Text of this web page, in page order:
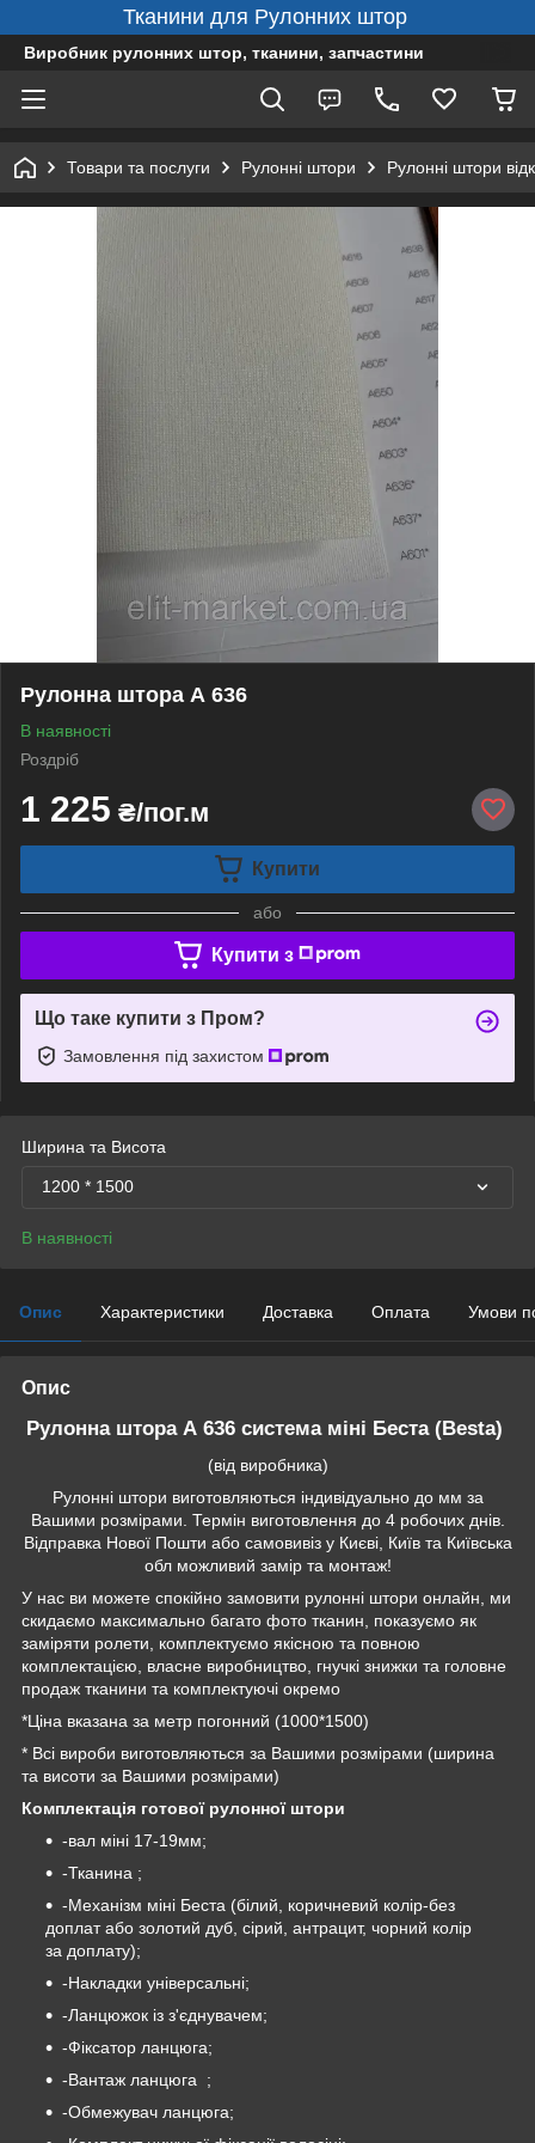
Тканини для Рулонних штор
Виробник рулонних штор, тканини, запчастини
Товари та послуги Рулонні штори Рулонні штори
Рулонна штора А 636
В наявності
Роздріб
1 225 ₴/пог.м
Купити
або
Купити з
Що таке купити з Пром?
Замовлення під захистом
Ширина та Висота
1200 * 1500
В наявності
Опис Характеристики Доставка Оплата Умови
Опис
Рулонна штора А 636 система міні Беста (Besta)
(від виробника)
Рулонні штори виготовляються індивідуально до мм за
Вашими розмірами. Термін виготовлення до 4 робочих днів.
Відправка Нової Пошти або самовивіз у Києві, Київ та Київська
обл можливий замір та монтаж!
У нас ви можете спокійно замовити рулонні штори онлайн, ми
скидаємо максимально багато фото тканин, показуємо як
заміряти ролети, комплектуємо якісною та повною
комплектацією, власне виробництво, гнучкі знижки та головне
продаж тканини та комплектуючі окремо
*Ціна вказана за метр погонний (1000*1500)
* Всі вироби виготовляються за Вашими розмірами (ширина
та висоти за Вашими розмірами)
Комплектація готової рулонної штори
-вал міні 17-19мм;
-Тканина ;
-Механізм міні Беста (білий, коричневий колір-без
доплат або золотий дуб, сірий, антрацит, чорний колір
за доплату);
-Накладки універсальні;
-Ланцюжок із з'єднувачем;
-Фіксатор ланцюга;
-Вантаж ланцюга ;
-Обмежувач ланцюга;